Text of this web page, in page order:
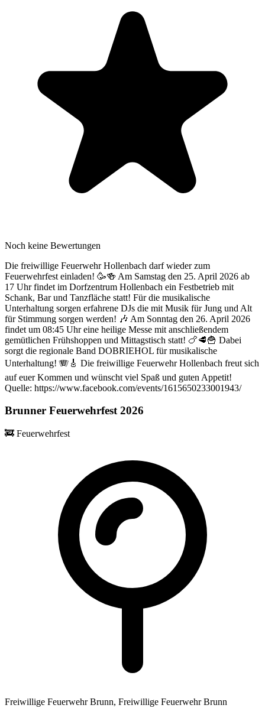
Noch keine Bewertungen
Die freiwillige Feuerwehr Hollenbach darf wieder zum
Feuerwehrfest einladen! 🥳🍻 Am Samstag den 25. April 2026 ab
17 Uhr findet im Dorfzentrum Hollenbach ein Festbetrieb mit
Schank, Bar und Tanzfläche statt! Für die musikalische
Unterhaltung sorgen erfahrene DJs die mit Musik für Jung und Alt
für Stimmung sorgen werden! 🎶 Am Sonntag den 26. April 2026
findet um 08:45 Uhr eine heilige Messe mit anschließendem
gemütlichen Frühshoppen und Mittagstisch statt! 🍗🥩🍟 Dabei
sorgt die regionale Band DOBRIEHOL für musikalische
Unterhaltung! 🪗🎸 Die freiwillige Feuerwehr Hollenbach freut sich
auf euer Kommen und wünscht viel Spaß und guten Appetit!
Quelle: https://www.facebook.com/events/1615650233001943/
Brunner Feuerwehrfest 2026
🚒 Feuerwehrfest
Freiwillige Feuerwehr Brunn, Freiwillige Feuerwehr Brunn